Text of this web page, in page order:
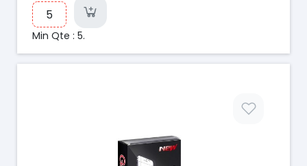
Min Qte : 5.